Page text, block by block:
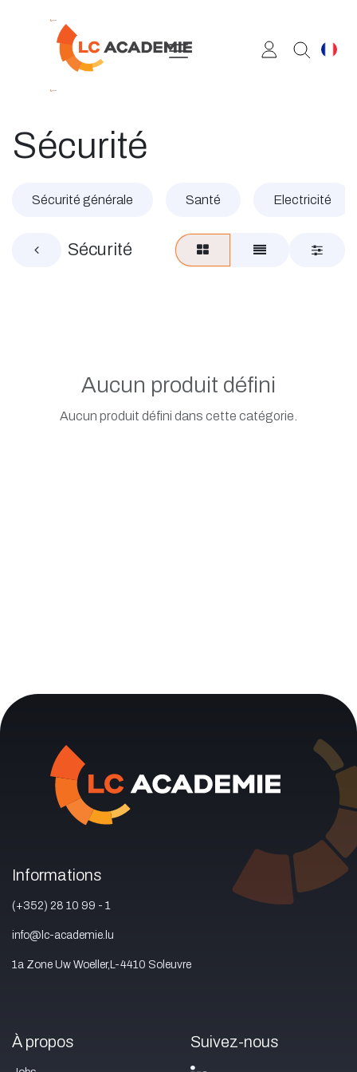
Sécurité
Sécurité générale Santé Electricité
Sécurité
Aucun produit défini
Aucun produit défini dans cette catégorie.
Informations
(+352) 28 10 99 - 1
info@lc-academie.lu
1a Zone Uw Woeller,L-4410 Soleuvre
À propos Suivez-nous